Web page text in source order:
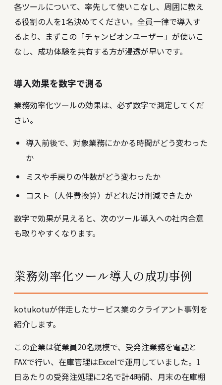
各ツールについて、率先して使いこなし、周囲に教え
る役割の人を1名決めてください。全員一律で導入す
るより、まずこの「チャンピオンユーザー」が使いこ
なし、成功体験を共有する方が浸透が早いです。
導入効果を数字で測る
業務効率化ツールの効果は、必ず数字で測定してくだ
さい。
導入前後で、対象業務にかかる時間がどう変わった
か
ミスや手戻りの件数がどう変わったか
コスト（人件費換算）がどれだけ削減できたか
数字で効果が見えると、次のツール導入への社内合意
も取りやすくなります。
業務効率化ツール導入の成功事例
kotukotuが伴走したサービス業のクライアント事例を
紹介します。
この企業は従業員20名規模で、受発注業務を電話と
FAXで行い、在庫管理はExcelで運用していました。1
日あたりの受発注処理に2名で計4時間、月末の在庫棚